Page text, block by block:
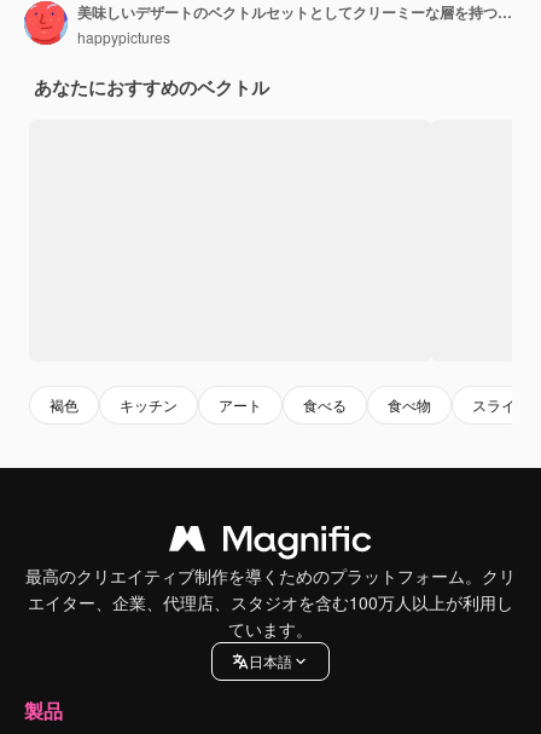
美味しいデザートのベクトルセットとしてクリーミーな層を持つケーキのピース
happypictures
あなたにおすすめのベクトル
褐色 キッチン アート 食べる 食べ物 スライス
最高のクリエイティブ制作を導くためのプラットフォーム。クリ
エイター、企業、代理店、スタジオを含む100万人以上が利用し
ています。
日本語
製品